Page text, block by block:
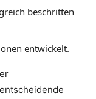
beschritten
entwickelt.